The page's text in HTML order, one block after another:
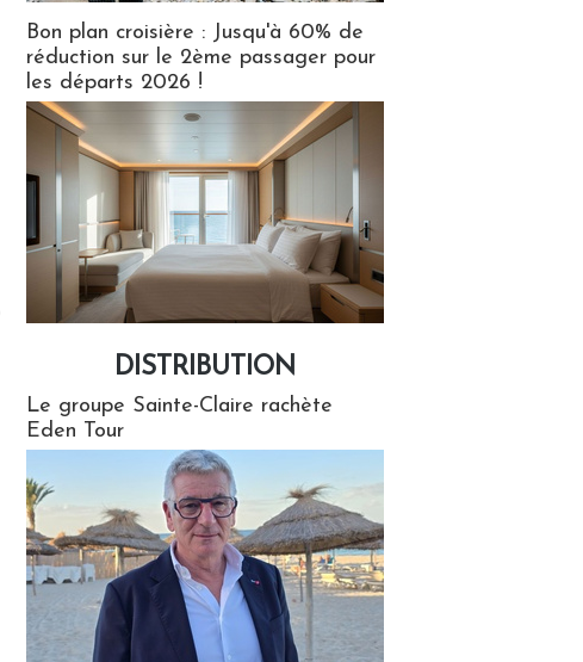
Bon plan croisière : Jusqu'à 60% de
réduction sur le 2ème passager pour
les départs 2026 !
DISTRIBUTION
Le groupe Sainte-Claire rachète
Eden Tour